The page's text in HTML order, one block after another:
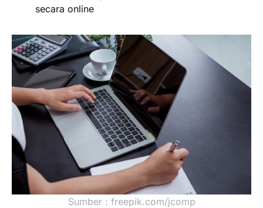
secara online
Sumber : freepik.com/jcomp